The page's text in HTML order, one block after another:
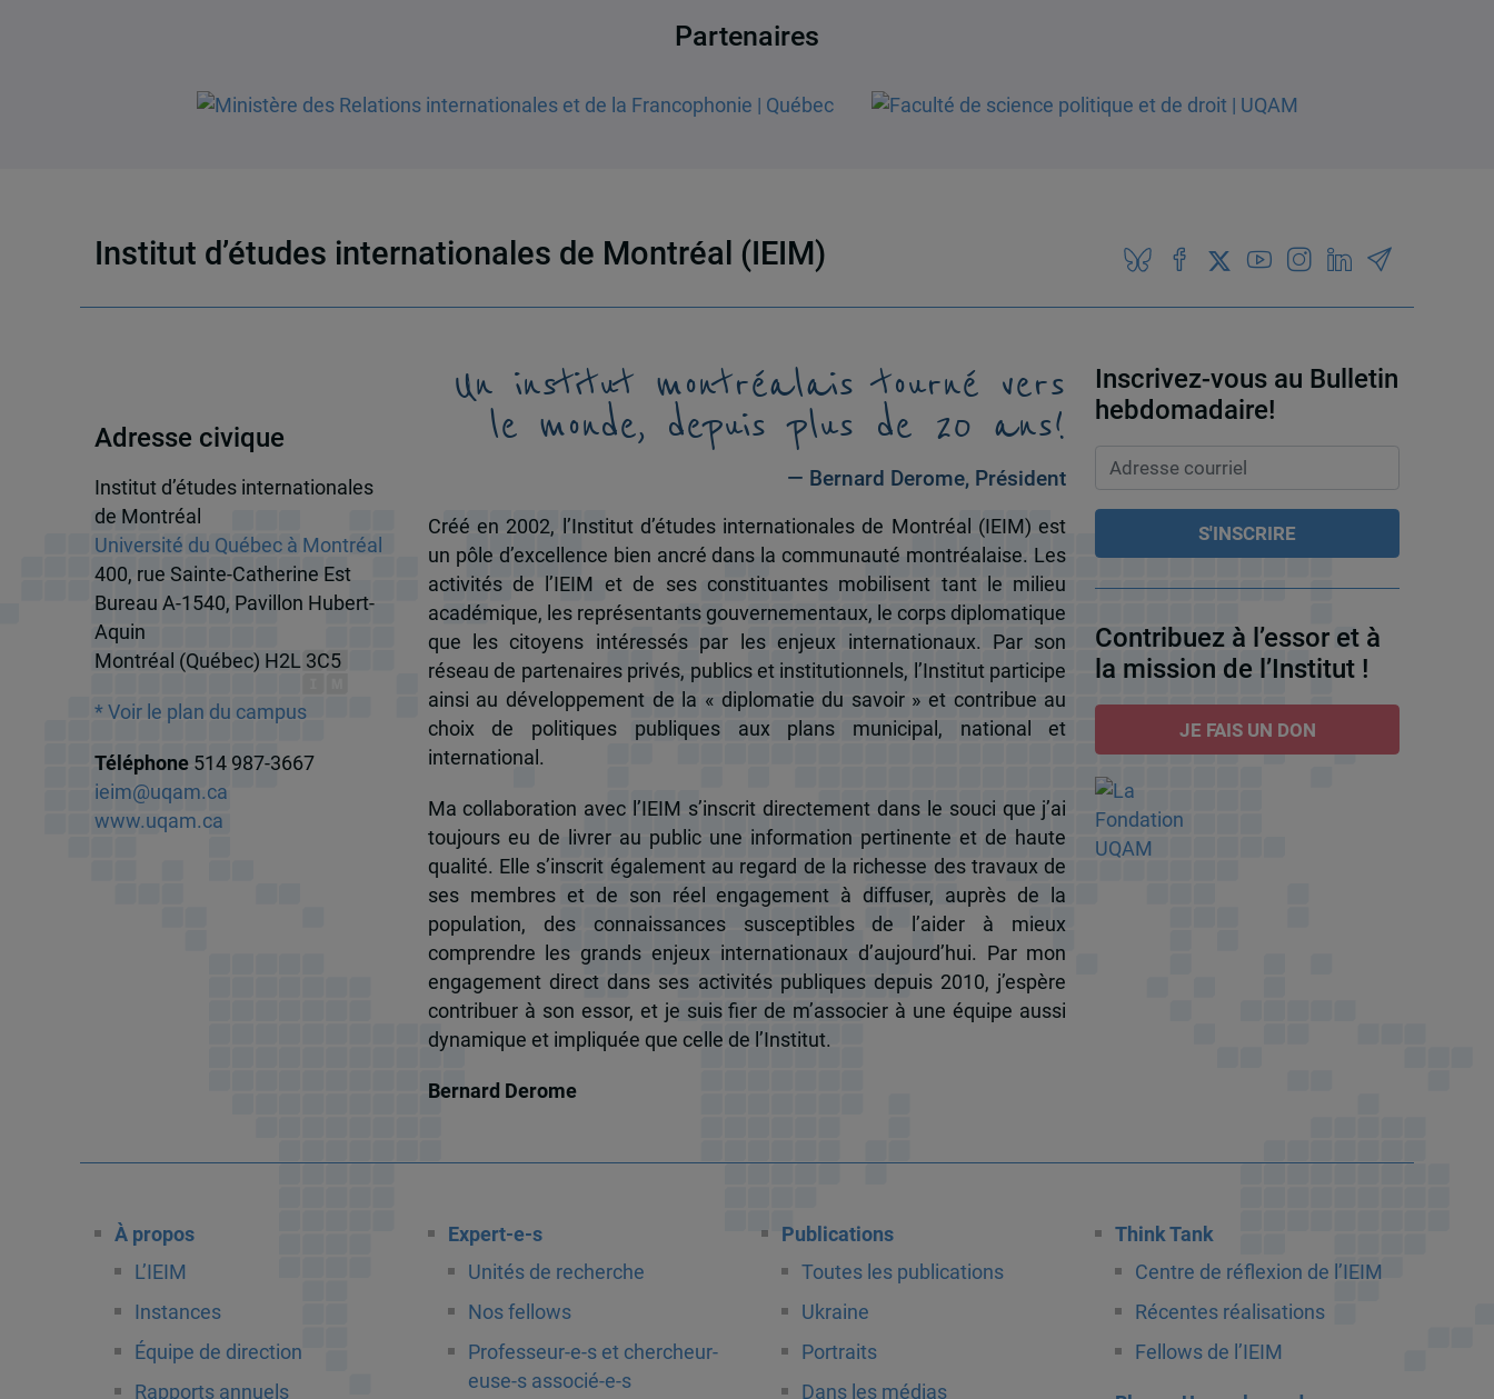
Partenaires
Institut d’études internationales de Montréal (IEIM)
Adresse civique
Institut d’études internationales
de Montréal
Université du Québec à Montréal
400, rue Sainte-Catherine Est
Bureau A-1540, Pavillon Hubert-
Aquin
Montréal (Québec) H2L 3C5
* Voir le plan du campus
Téléphone 514 987-3667
ieim@uqam.ca
www.uqam.ca
Un institut montréalais tourné vers
le monde, depuis plus de 20 ans!
— Bernard Derome, Président
Créé en 2002, l’Institut d’études internationales de Montréal (IEIM) est
un pôle d’excellence bien ancré dans la communauté montréalaise. Les
activités de l’IEIM et de ses constituantes mobilisent tant le milieu
académique, les représentants gouvernementaux, le corps diplomatique
que les citoyens intéressés par les enjeux internationaux. Par son
réseau de partenaires privés, publics et institutionnels, l’Institut participe
ainsi au développement de la « diplomatie du savoir » et contribue au
choix de politiques publiques aux plans municipal, national et
international.
Ma collaboration avec l’IEIM s’inscrit directement dans le souci que j’ai
toujours eu de livrer au public une information pertinente et de haute
qualité. Elle s’inscrit également au regard de la richesse des travaux de
ses membres et de son réel engagement à diffuser, auprès de la
population, des connaissances susceptibles de l’aider à mieux
comprendre les grands enjeux internationaux d’aujourd’hui. Par mon
engagement direct dans ses activités publiques depuis 2010, j’espère
contribuer à son essor, et je suis fier de m’associer à une équipe aussi
dynamique et impliquée que celle de l’Institut.
Bernard Derome
Inscrivez-vous au Bulletin
hebdomadaire!
Contribuez à l’essor et à
la mission de l’Institut !
JE FAIS UN DON
À propos
L’IEIM
Instances
Équipe de direction
Rapports annuels
Expert-e-s
Unités de recherche
Nos fellows
Professeur-e-s et chercheur-
euse-s associé-e-s
Publications
Toutes les publications
Ukraine
Portraits
Dans les médias
Think Tank
Centre de réflexion de l’IEIM
Récentes réalisations
Fellows de l’IEIM